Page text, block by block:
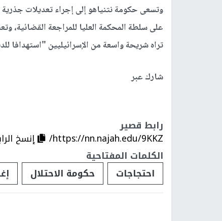
وتسعى حكومة نتنياهو إلى إجراء تعديلات جذرية
على سلطة المحكمة العليا للمراجعة القضائية،
تراه شريحة واسعة من الإسرائيليين "استهدافا
شارك عبر
رابط قصير
https://nn.najah.edu/9KKZ/
إنسخ
الكلمات المفتاحية
احتجاجات
حكومة الاحتلال